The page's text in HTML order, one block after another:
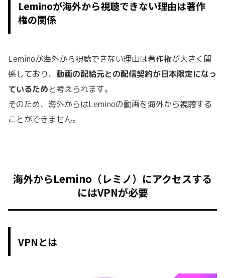
Leminoが海外から視聴できない理由は著作
権の関係
Leminoが海外から視聴できない理由は著作権が大きく関
係しており、 動画の配給元との配信契約が日本限定になっ
ているためと考えられます。
そのため、海外からはLeminoの動画を海外から視聴する
ことができません。
海外からLemino（レミノ）にアクセスする
にはVPNが必要
VPNとは